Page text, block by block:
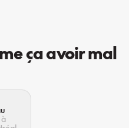
ça avoir mal